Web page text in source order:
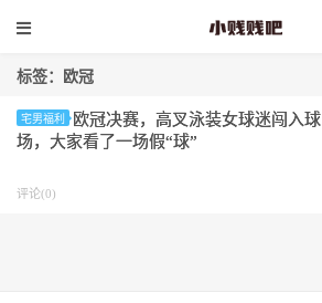
标签：欧冠
宅男福利
欧冠决赛，高叉泳装女球迷闯入球
场，大家看了一场假“球”
评论(0)